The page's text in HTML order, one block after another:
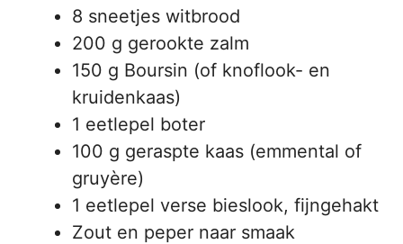
8 sneetjes witbrood
200 g gerookte zalm
150 g Boursin (of knoflook- en
kruidenkaas)
1 eetlepel boter
100 g geraspte kaas (emmental of
gruyère)
1 eetlepel verse bieslook, fijngehakt
Zout en peper naar smaak